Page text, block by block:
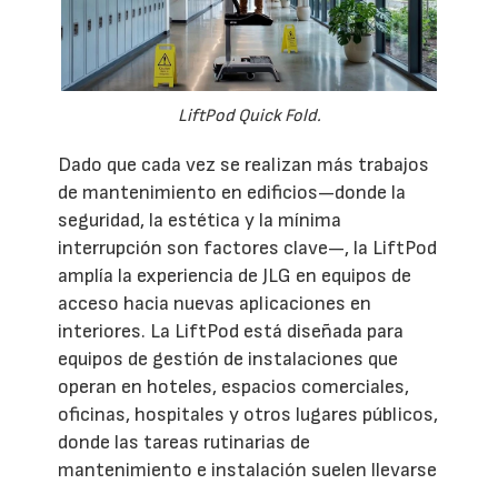
LiftPod Quick Fold.
Dado que cada vez se realizan más trabajos
de mantenimiento en edificios—donde la
seguridad, la estética y la mínima
interrupción son factores clave—, la LiftPod
amplía la experiencia de JLG en equipos de
acceso hacia nuevas aplicaciones en
interiores. La LiftPod está diseñada para
equipos de gestión de instalaciones que
operan en hoteles, espacios comerciales,
oficinas, hospitales y otros lugares públicos,
donde las tareas rutinarias de
mantenimiento e instalación suelen llevarse